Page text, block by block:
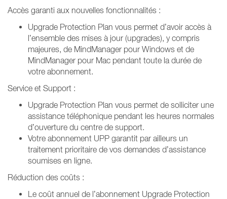
Accès garanti aux nouvelles fonctionnalités :
Upgrade Protection Plan vous permet d’avoir accès à
l’ensemble des mises à jour (upgrades), y compris
majeures, de MindManager pour Windows et de
MindManager pour Mac pendant toute la durée de
votre abonnement.
Service et Support :
Upgrade Protection Plan vous permet de solliciter une
assistance téléphonique pendant les heures normales
d’ouverture du centre de support.
Votre abonnement UPP garantit par ailleurs un
traitement prioritaire de vos demandes d’assistance
soumises en ligne.
Réduction des coûts :
Le coût annuel de l’abonnement Upgrade Protection